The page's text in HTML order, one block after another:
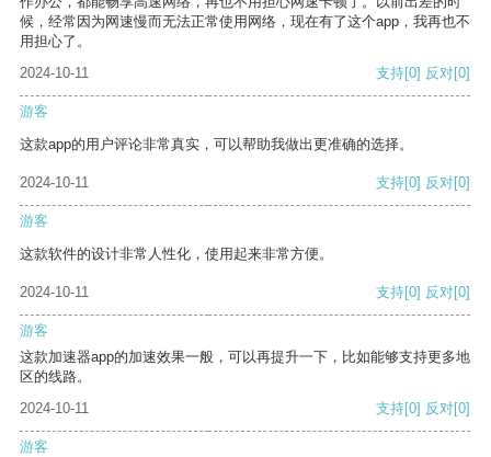
候，经常因为网速慢而无法正常使用网络，现在有了这个app，我再也不
用担心了。
2024-10-11
支持[0] 反对[0]
游客
这款app的用户评论非常真实，可以帮助我做出更准确的选择。
2024-10-11 支持[0] 反对[0]
游客
这款软件的设计非常人性化，使用起来非常方便。
2024-10-11 支持[0] 反对[0]
游客
这款加速器app的加速效果一般，可以再提升一下，比如能够支持更多地
区的线路。
2024-10-11
支持[0] 反对[0]
游客